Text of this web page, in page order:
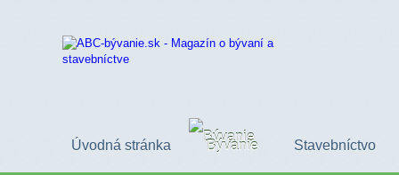
Úvodná stránka Bývanie Stavebníctvo